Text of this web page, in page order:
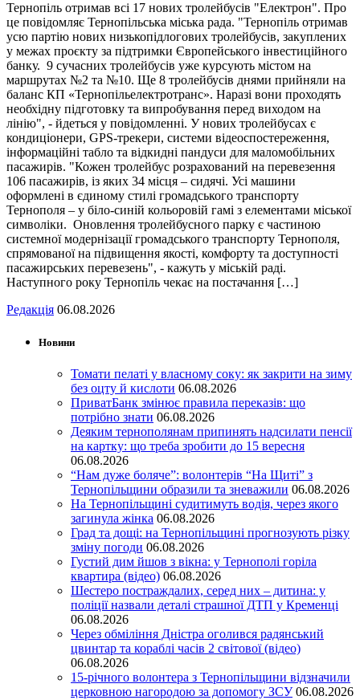
Тернопіль отримав всі 17 нових тролейбусів "Електрон". Про
це повідомляє Тернопільська міська рада. "Тернопіль отримав
усю партію нових низькопідлогових тролейбусів, закуплених
у межах проєкту за підтримки Європейського інвестиційного
банку. 9 сучасних тролейбусів уже курсують містом на
маршрутах №2 та №10. Ще 8 тролейбусів днями прийняли на
баланс КП «Тернопільелектротранс». Наразі вони проходять
необхідну підготовку та випробування перед виходом на
лінію", - йдеться у повідомленні. У нових тролейбусах є
кондиціонери, GPS-трекери, системи відеоспостереження,
інформаційні табло та відкидні пандуси для маломобільних
пасажирів. "Кожен тролейбус розрахований на перевезення
106 пасажирів, із яких 34 місця – сидячі. Усі машини
оформлені в єдиному стилі громадського транспорту
Тернополя – у біло-синій кольоровій гамі з елементами міської
символіки. Оновлення тролейбусного парку є частиною
системної модернізації громадського транспорту Тернополя,
спрямованої на підвищення якості, комфорту та доступності
пасажирських перевезень", - кажуть у міській раді.
Наступного року Тернопіль чекає на постачання […]
Редакція 06.08.2026
Новини
Томати пелаті у власному соку: як закрити на зиму
без оцту й кислоти 06.08.2026
ПриватБанк змінює правила переказів: що
потрібно знати 06.08.2026
Деяким тернополянам припинять надсилати пенсії
на картку: що треба зробити до 15 вересня
06.08.2026
“Нам дуже боляче”: волонтерів “На Щиті” з
Тернопільщини образили та зневажили 06.08.2026
На Тернопільщині судитимуть водія, через якого
загинула жінка 06.08.2026
Град та дощі: на Тернопільщині прогнозують різку
зміну погоди 06.08.2026
Густий дим йшов з вікна: у Тернополі горіла
квартира (відео) 06.08.2026
Шестеро постраждалих, серед них – дитина: у
поліції назвали деталі страшної ДТП у Кременці
06.08.2026
Через обміління Дністра оголився радянський
цвинтар та кораблі часів 2 світової (відео)
06.08.2026
15-річного волонтера з Тернопільщини відзначили
церковною нагородою за допомогу ЗСУ 06.08.2026